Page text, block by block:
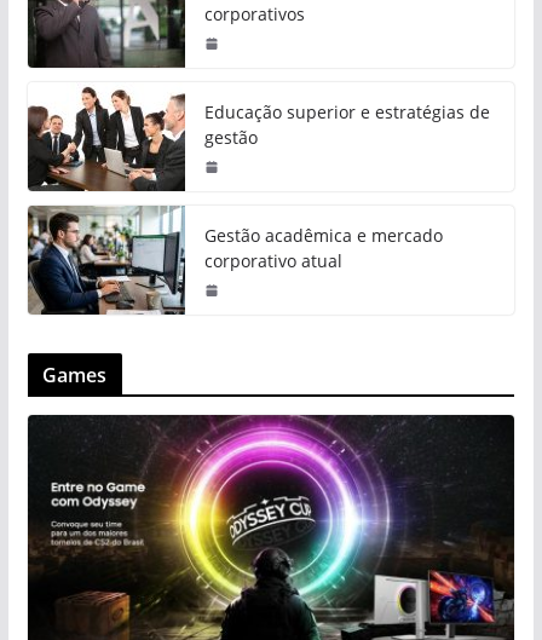
corporativos
Educação superior e estratégias de
gestão
Gestão acadêmica e mercado
corporativo atual
Games